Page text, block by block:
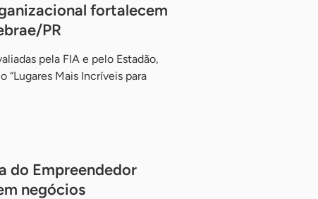
fortalecem
PR
pela FIA e pelo Estadão,
Mais Incríveis para
do Empreendedor
negócios